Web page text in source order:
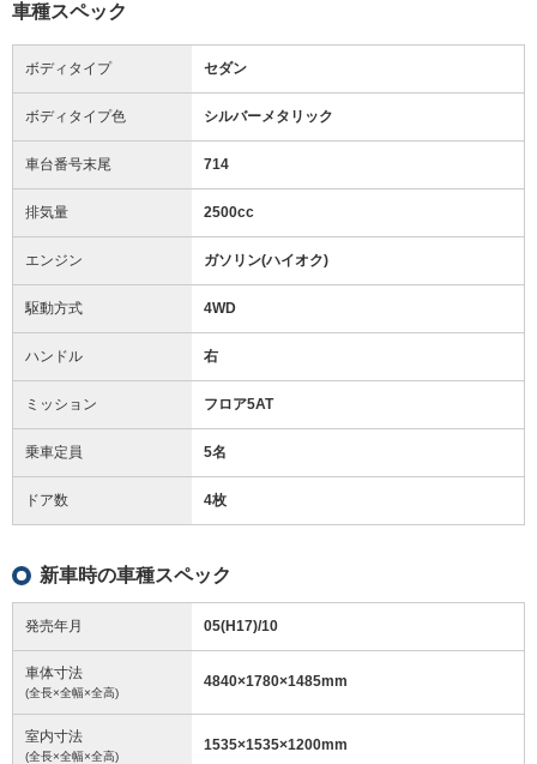
車種スペック
ボディタイプ セダン
ボディタイプ色 シルバーメタリック
車台番号末尾 714
排気量 2500cc
エンジン ガソリン(ハイオク)
駆動方式 4WD
ハンドル 右
ミッション フロア5AT
乗車定員 5名
ドア数 4枚
新車時の車種スペック
発売年月 05(H17)/10
車体寸法
(全長×全幅×全高)
4840×1780×1485mm
室内寸法
(全長×全幅×全高)
1535×1535×1200mm